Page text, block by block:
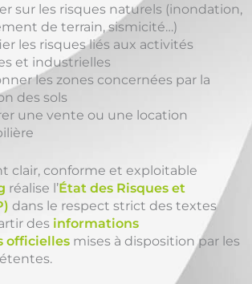
sur les risques naturels (inondation,
de terrain, sismicité…)
les risques liés aux activités
et industrielles
les zones concernées par la
des sols
une vente ou une location
clair, conforme et exploitable
réalise l’État des Risques et
dans le respect strict des textes
des informations
officielles mises à disposition par les